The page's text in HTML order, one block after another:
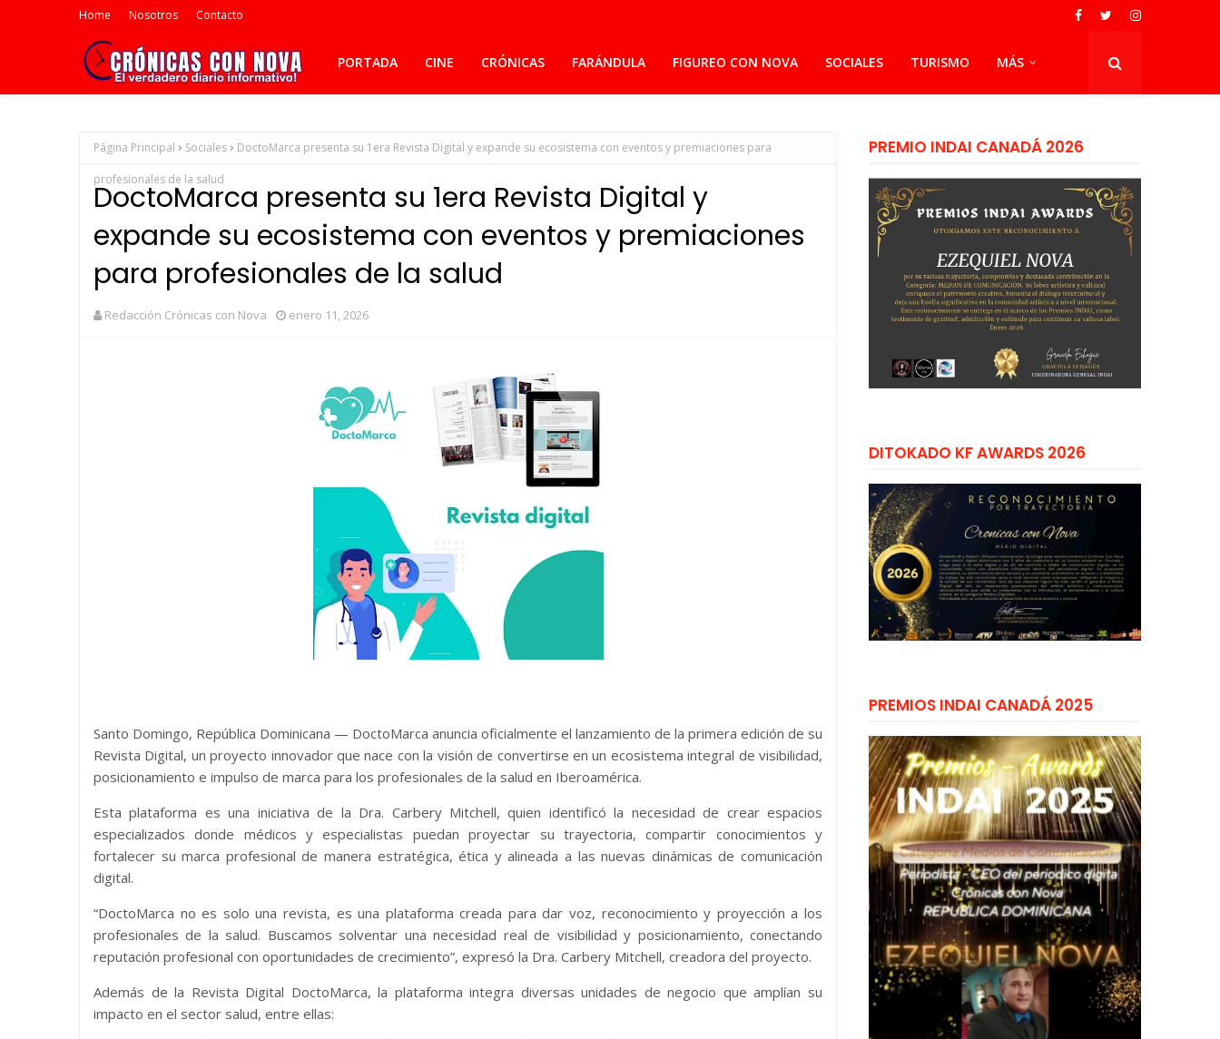
Home Nosotros Contacto
PORTADA CINE CRÓNICAS FARÁNDULA FIGUREO CON NOVA SOCIALES TURISMO MÁS
Página Principal Sociales DoctoMarca presenta su 1era Revista Digital y expande su ecosistema con eventos y premiaciones para
profesionales de la salud
DoctoMarca presenta su 1era Revista Digital y
expande su ecosistema con eventos y premiaciones
para profesionales de la salud
Redacción Crónicas con Nova enero 11, 2026
Santo Domingo, República Dominicana — DoctoMarca anuncia oficialmente el lanzamiento de la primera edición de su
Revista Digital, un proyecto innovador que nace con la visión de convertirse en un ecosistema integral de visibilidad,
posicionamiento e impulso de marca para los profesionales de la salud en Iberoamérica.
Esta plataforma es una iniciativa de la Dra. Carbery Mitchell, quien identificó la necesidad de crear espacios
especializados donde médicos y especialistas puedan proyectar su trayectoria, compartir conocimientos y
fortalecer su marca profesional de manera estratégica, ética y alineada a las nuevas dinámicas de comunicación
digital.
“DoctoMarca no es solo una revista, es una plataforma creada para dar voz, reconocimiento y proyección a los
profesionales de la salud. Buscamos solventar una necesidad real de visibilidad y posicionamiento, conectando
reputación profesional con oportunidades de crecimiento”, expresó la Dra. Carbery Mitchell, creadora del proyecto.
Además de la Revista Digital DoctoMarca, la plataforma integra diversas unidades de negocio que amplían su
impacto en el sector salud, entre ellas:
PREMIO INDAI CANADÁ 2026
DITOKADO KF AWARDS 2026
PREMIOS INDAI CANADÁ 2025